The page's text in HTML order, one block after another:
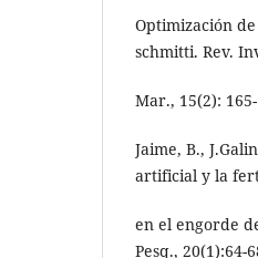
Optimización
schmitti. Rev.
Mar., 15(2):
Jaime, B.,
artificial y la
en el engorde
Pesq., 20(1):64-